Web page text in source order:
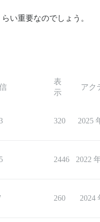
t/locations-plugin/
team.
component for
counter-plugin/41456
t/custom-layouts-
t/user-scores-
t/merge-
t/quick-
い重要なのでしょう。
表
示
アク
320 2025
2446 2022
260 2024